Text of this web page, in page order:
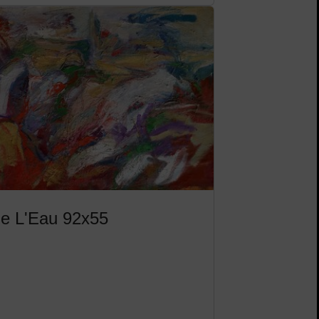
L'Eau 92x55